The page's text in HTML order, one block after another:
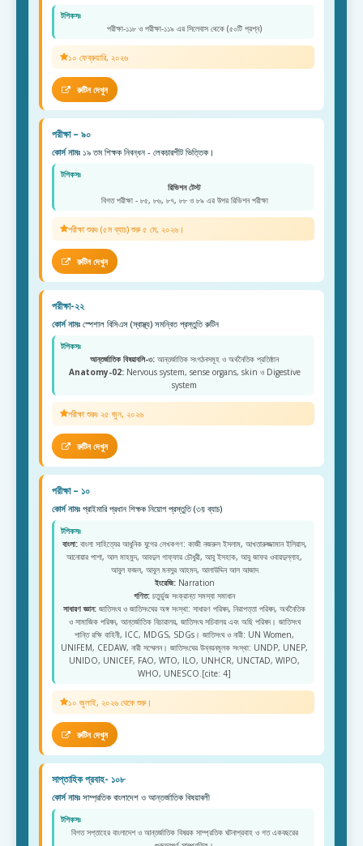
টপিকসঃ
পরীক্ষা-১১৮ ও পরীক্ষা-১১৯ এর সিলেবাস থেকে (৫০টি প্রশ্ন)
১০ ফেব্রুয়ারি, ২০২৬
রুটিন দেখুন
পরীক্ষা – ৯০
কোর্স নামঃ ১৯ তম শিক্ষক নিবন্ধন - লেকচারশীট ভিত্তিক।
টপিকসঃ
রিভিশন টেস্ট
বিগত পরীক্ষা - ৮৫, ৮৬, ৮৭, ৮৮ ও ৮৯ এর উপর রিভিশন পরীক্ষা
পরীক্ষা শুরুঃ (৫ম ব্যাচ) শুরু ৫ মে, ২০২৬।
রুটিন দেখুন
পরীক্ষা-২২
কোর্স নামঃ স্পেশাল বিসিএস (স্বাস্থ্য) সমন্বিত প্রস্তুতি রুটিন
টপিকসঃ
আন্তর্জাতিক বিষয়াবলি-৩: আন্তর্জাতিক সংগঠনসমূহ ও অর্থনৈতিক প্রতিষ্ঠান
Anatomy-02:Nervous system, sense organs, skin ও Digestive
system
পরীক্ষা শুরুঃ ২৫ জুন, ২০২৬
রুটিন দেখুন
পরীক্ষা – ১০
কোর্স নামঃ প্রাইমারি প্রধান শিক্ষক নিয়োগ প্রস্তুতি (৩য় ব্যাচ)
টপিকসঃ
বাংলা:বাংলা সাহিত্যের আধুনিক যুগের লেখকগণ: কাজী নজরুল ইসলাম, আখতারুজ্জামান ইলিয়াস,
আনোয়ার পাশা, আল মাহমুদ, আবদুল গাফ্ফার চৌধুরী, আবু ইসহাক, আবু জাফর ওবায়দুল্লাহ,
আবুল ফজল, আবুল মনসুর আহমদ, আলাউদ্দিন আল আজাদ
ইংরেজি:Narration
গণিত: চতুর্ভুজ সংক্রান্ত সমস্যা সমাধান
সাধারণ জ্ঞান: জাতিসংঘ ও জাতিসংঘের অঙ্গ সংস্থা: সাধারণ পরিষদ, নিরাপত্তা পরিষদ, অর্থনৈতিক
ও সামাজিক পরিষদ, আন্তর্জাতিক বিচারালয়, জাতিসংঘ সচিবালয় এবং অছি পরিষদ। জাতিসংঘ
শান্তি রক্ষি বাহিনী, ICC, MDGS, SDGs। জাতিসংঘ ও নারী: UN Women,
UNIFEM, CEDAW, নারী সম্মেলন। জাতিসংঘের উন্নয়নমূলক সংস্থা: UNDP, UNEP,
UNIDO, UNICEF, FAO, WTO, ILO, UNHCR, UNCTAD, WIPO,
WHO, UNESCO.[cite: 4]
১০ জুলাই, ২০২৬ থেকে শুরু।
রুটিন দেখুন
সাপ্তাহিক প্রবাহ- ১০৮
কোর্স নামঃ সাম্প্রতিক বাংলাদেশ ও আন্তর্জাতিক বিষয়াবলী
টপিকসঃ
বিগত সপ্তাহের বাংলাদেশ ও আন্তর্জাতিক বিষয়ক সাম্প্রতিক ঘটনাপ্রবাহ ও গত একবছরের